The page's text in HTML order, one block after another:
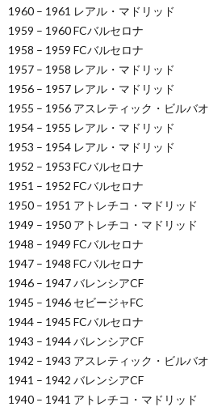
1960 – 1961 レアル・マドリッド
1959 – 1960 FCバルセロナ
1958 – 1959 FCバルセロナ
1957 – 1958 レアル・マドリッド
1956 – 1957 レアル・マドリッド
1955 – 1956 アスレティック・ビルバオ
1954 – 1955 レアル・マドリッド
1953 – 1954 レアル・マドリッド
1952 – 1953 FCバルセロナ
1951 – 1952 FCバルセロナ
1950 – 1951 アトレチコ・マドリッド
1949 – 1950 アトレチコ・マドリッド
1948 – 1949 FCバルセロナ
1947 – 1948 FCバルセロナ
1946 – 1947 バレンシアCF
1945 – 1946 セビージャFC
1944 – 1945 FCバルセロナ
1943 – 1944 バレンシアCF
1942 – 1943 アスレティック・ビルバオ
1941 – 1942 バレンシアCF
1940 – 1941 アトレチコ・マドリッド